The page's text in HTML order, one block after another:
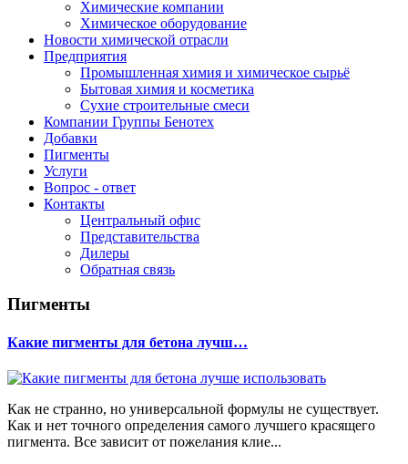
Химические компании
Химическое оборудование
Новости химической отрасли
Предприятия
Промышленная химия и химическое сырьё
Бытовая химия и косметика
Сухие строительные смеси
Компании Группы Бенотех
Добавки
Пигменты
Услуги
Вопрос - ответ
Контакты
Центральный офис
Представительства
Дилеры
Обратная связь
Пигменты
Какие пигменты для бетона лучш…
Как не странно, но универсальной формулы не существует.
Как и нет точного определения самого лучшего красящего
пигмента. Все зависит от пожелания клие...